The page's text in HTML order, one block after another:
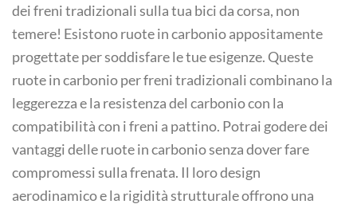
dei freni tradizionali sulla tua bici da corsa, non
temere! Esistono ruote in carbonio appositamente
progettate per soddisfare le tue esigenze. Queste
ruote in carbonio per freni tradizionali combinano la
leggerezza e la resistenza del carbonio con la
compatibilità con i freni a pattino. Potrai godere dei
vantaggi delle ruote in carbonio senza dover fare
compromessi sulla frenata. Il loro design
aerodinamico e la rigidità strutturale offrono una